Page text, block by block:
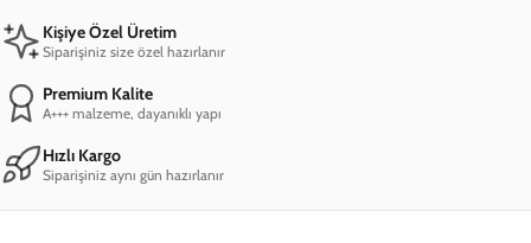
Kişiye Özel Üretim
Siparişiniz size özel hazırlanır
Premium Kalite
A+++ malzeme, dayanıklı yapı
Hızlı Kargo
Siparişiniz aynı gün hazırlanır